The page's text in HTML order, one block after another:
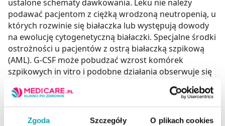
Zgoda Szczegóły O plikach cookies